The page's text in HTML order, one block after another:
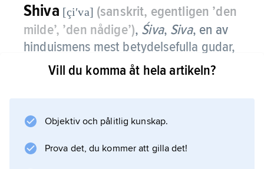
Shiva [çiʹva] (sanskrit, egentligen ’den
milde’, ’den nådige’), Śiva, Siva, en av
hinduismens mest betydelsefulla gudar,
även kallad bl.a.Maheshvara,
vediske guden
.
Vill du komma åt hela artikeln?
Objektiv och pålitlig kunskap.
Prova det, du kommer att gilla det!